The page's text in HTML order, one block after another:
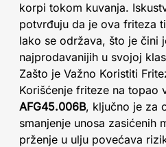
korpi tokom kuvanja.
potvrđuju da je ova friteza
lako se održava, što je čini
najprodavanijih u svojoj
Zašto je Važno Koristiti
Korišćenje friteze na topao
AFG45.006B, ključno je za
smanjenje unosa zasićenih
prženje u ulju povećava